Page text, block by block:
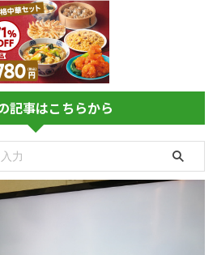
記事はこちらから